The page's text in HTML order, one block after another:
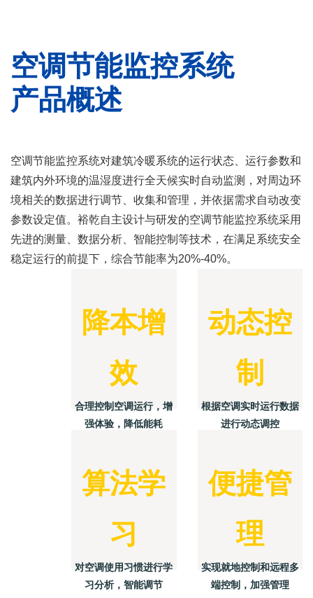
空调节能监控系统
产品概述
空调节能监控系统对建筑冷暖系统的运行状态、运行参数和
建筑内外环境的温湿度进行全天候实时自动监测，对周边环
境相关的数据进行调节、收集和管理，并依据需求自动改变
参数设定值。裕乾自主设计与研发的空调节能监控系统采用
先进的测量、数据分析、智能控制等技术，在满足系统安全
稳定运行的前提下，综合节能率为20%-40%。
动态控
制
根据空调实时运行数据
进行动态调控
降本增
效
合理控制空调运行，增
强体验，降低能耗
便捷管
理
实现就地控制和远程多
端控制，加强管理
算法学
习
对空调使用习惯进行学
习分析，智能调节